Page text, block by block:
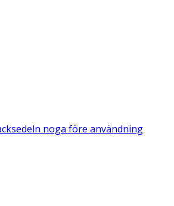
noga före användning